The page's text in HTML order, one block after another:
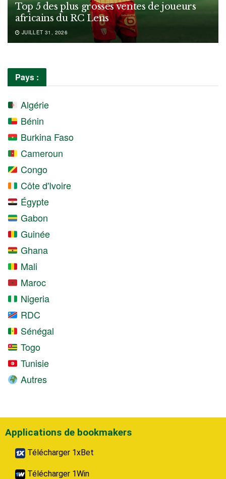
Top 5 des plus grosses ventes de joueurs
africains du RC Lens
JUILLET 31, 2026
Pays :
Algérie
Bénin
Burkina Faso
Cameroun
Congo
Côte d'Ivoire
Égypte
Gabon
Guinée
Ghana
Mali
Maroc
Nigeria
RDC
Sénégal
Togo
Tunisie
Autres
Applications de bookmakers
Télécharger 1xBet
Télécharger 1Win